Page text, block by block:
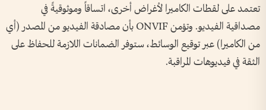
تعتمد على لقطات الكاميرا لأغراض أخرى، اتساقاً وموثوقيةً في
مصداقية الفيديو. وتؤمن ONVIF بأن مصادقة الفيديو من المصدر (أي
من الكاميرا) عبر توقيع الوسائط، ستوفر الضمانات اللازمة للحفاظ على
الثقة في فيديوهات المراقبة.